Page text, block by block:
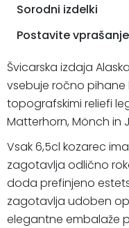
Sorodni izdelki
Postavite vprašanje
Švicarska izdaja
vsebuje ročno pihane
topografskimi reliefi
Matterhorn, Mönch in
Vsak 6,5cl kozarec
zagotavlja odlično
doda prefinjeno
zagotavlja udoben
elegantne embalaže